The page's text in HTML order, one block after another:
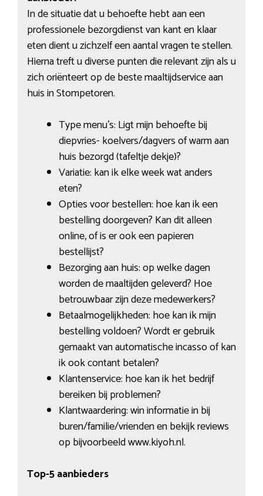
In de situatie dat u behoefte hebt aan een
professionele bezorgdienst van kant en klaar
eten dient u zichzelf een aantal vragen te stellen.
Hierna treft u diverse punten die relevant zijn als u
zich oriënteert op de beste maaltijdservice aan
huis in Stompetoren.
Type menu’s: Ligt mijn behoefte bij
diepvries- koelvers/dagvers of warm aan
huis bezorgd (tafeltje dekje)?
Variatie: kan ik elke week wat anders
eten?
Opties voor bestellen: hoe kan ik een
bestelling doorgeven? Kan dit alleen
online, of is er ook een papieren
bestellijst?
Bezorging aan huis: op welke dagen
worden de maaltijden geleverd? Hoe
betrouwbaar zijn deze medewerkers?
Betaalmogelijkheden: hoe kan ik mijn
bestelling voldoen? Wordt er gebruik
gemaakt van automatische incasso of kan
ik ook contant betalen?
Klantenservice: hoe kan ik het bedrijf
bereiken bij problemen?
Klantwaardering: win informatie in bij
buren/familie/vrienden en bekijk reviews
op bijvoorbeeld www.kiyoh.nl.
Top-5 aanbieders